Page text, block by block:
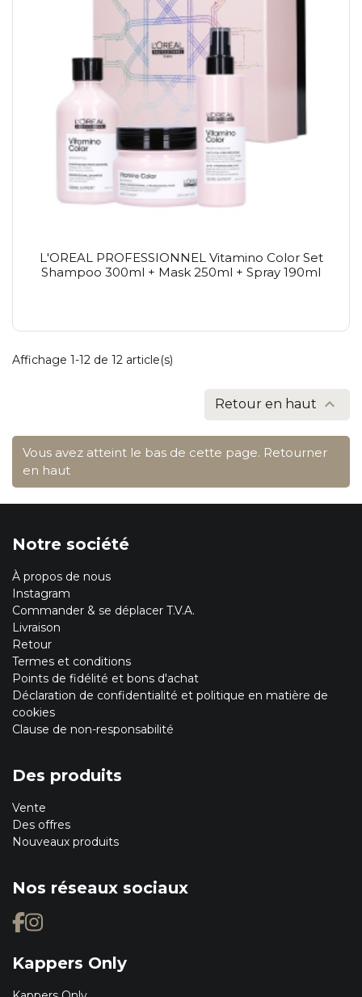
L'OREAL PROFESSIONNEL Vitamino Color Set
Shampoo 300ml + Mask 250ml + Spray 190ml
Affichage 1-12 de 12 article(s)
Retour en haut 
Vous avez atteint le bas de cette page. Retourner
en haut
Notre société
À propos de nous
Instagram
Commander & se déplacer T.V.A.
Livraison
Retour
Termes et conditions
Points de fidélité et bons d'achat
Déclaration de confidentialité et politique en matière de
cookies
Clause de non-responsabilité
Des produits
Vente
Des offres
Nouveaux produits
Nos réseaux sociaux
Kappers Only